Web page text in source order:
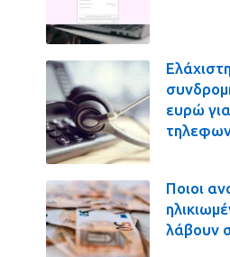
ευρώ
Ποιοι
λάβουν